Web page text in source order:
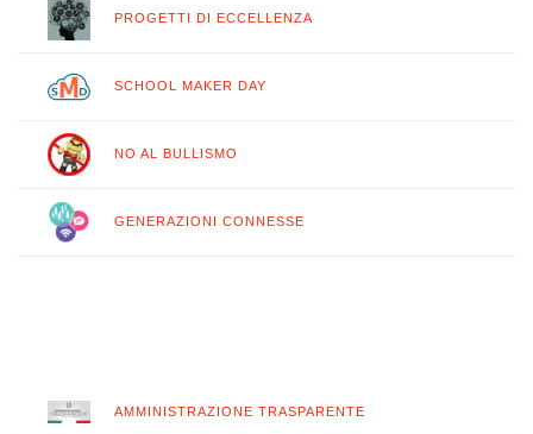
PROGETTI DI ECCELLENZA
SCHOOL MAKER DAY
NO AL BULLISMO
GENERAZIONI CONNESSE
AMMINISTRAZIONE TRASPARENTE